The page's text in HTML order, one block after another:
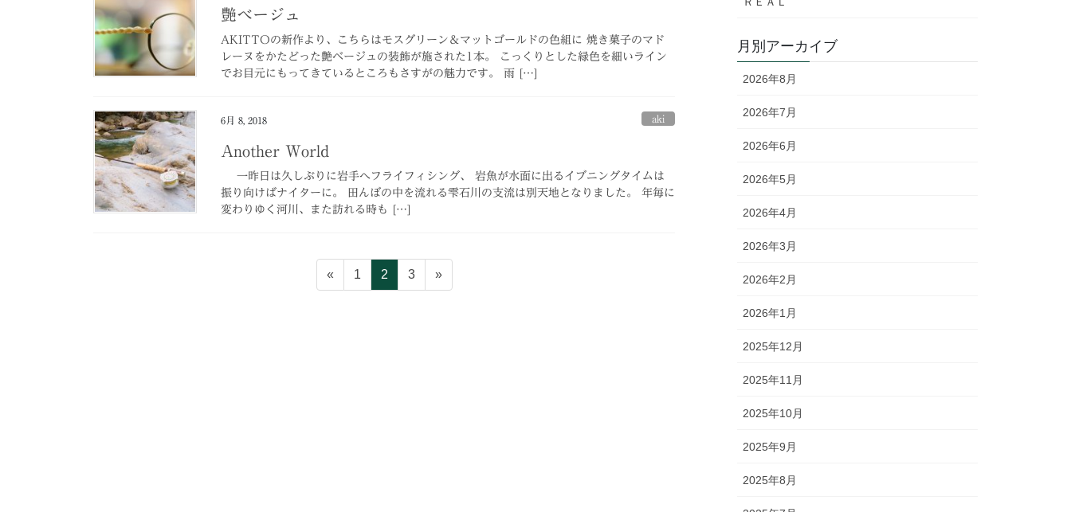
艶ベージュ
AKITTOの新作より、こちらはモスグリーン＆マットゴールドの色組に 焼き菓子のマド
レーヌをかたどった艶ベージュの装飾が施された1本。 こっくりとした緑色を細いライン
でお目元にもってきているところもさすがの魅力です。 雨 […]
6月 8, 2018 aki
Another World
一昨日は久しぶりに岩手へフライフィシング、 岩魚が水面に出るイブニングタイムは
振り向けばナイターに。 田んぼの中を流れる雫石川の支流は別天地となりました。 年毎に
変わりゆく河川、また訪れる時も […]
«
固
定
1
固
定
2
固
定
3 »
月別アーカイブ
2026年8月
2026年7月
2026年6月
2026年5月
2026年4月
2026年3月
2026年2月
2026年1月
2025年12月
2025年11月
2025年10月
2025年9月
2025年8月